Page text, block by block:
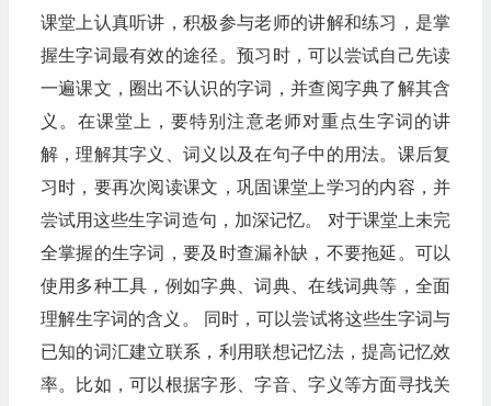
课堂上认真听讲，积极参与老师的讲解和练习，是掌
握生字词最有效的途径。预习时，可以尝试自己先读
一遍课文，圈出不认识的字词，并查阅字典了解其含
义。在课堂上，要特别注意老师对重点生字词的讲
解，理解其字义、词义以及在句子中的用法。课后复
习时，要再次阅读课文，巩固课堂上学习的内容，并
尝试用这些生字词造句，加深记忆。 对于课堂上未完
全掌握的生字词，要及时查漏补缺，不要拖延。可以
使用多种工具，例如字典、词典、在线词典等，全面
理解生字词的含义。 同时，可以尝试将这些生字词与
已知的词汇建立联系，利用联想记忆法，提高记忆效
率。比如，可以根据字形、字音、字义等方面寻找关